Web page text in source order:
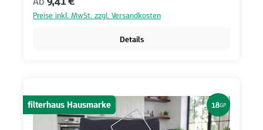
Preise inkl. MwSt. zzgl. Versandkosten
Details
filterhaus Hausmarke 18GP